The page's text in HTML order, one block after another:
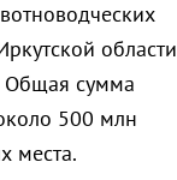
области
Общая сумма
500 млн
места.